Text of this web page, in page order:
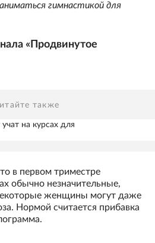
гимнастикой для
«Продвинутое
также
на курсах для
в первом триместре
обычно незначительные,
женщины могут даже
Нормой считается прибавка